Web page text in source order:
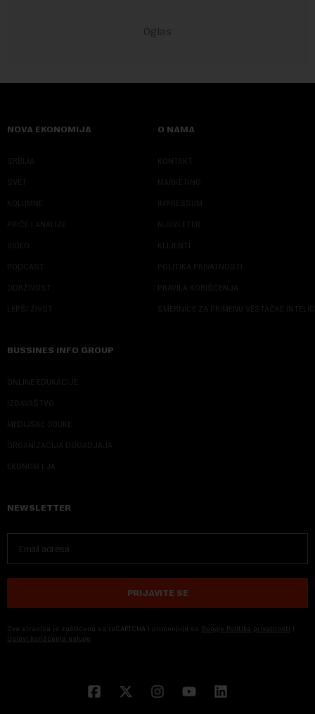
NOVA EKONOMIJA
SRBIJA
SVET
KOLUMNE
PRIČE I ANALIZE
VIDEO
PODCAST
ODRŽIVOST
LEPŠI ŽIVOT
O NAMA
KONTAKT
MARKETING
IMPRESSUM
NJUZLETER
KLIJENTI
POLITIKA PRIVATNOSTI
PRAVILA KORIŠĆENJA
SMERNICE ZA PRIMENU VEŠTAČKE
BUSSINES INFO GROUP
ONLINE EDUKACIJE
IZDAVAŠTVO
MEDIJSKE OBUKE
ORGANIZACIJA DOGADJAJA
EKONOM I JA
NEWSLETTER
PRIJAVITE SE
Ova stranica je zaštićena sa reCAPTCHA i primenjuju se Google Politika privatnosti i
Uslovi korišćenja usluge